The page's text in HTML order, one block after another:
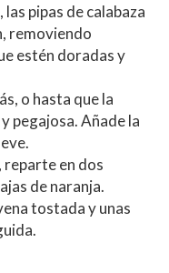
las pipas de calabaza
removiendo
estén doradas y
o hasta que la
pegajosa. Añade la
reparte en dos
de naranja.
tostada y unas